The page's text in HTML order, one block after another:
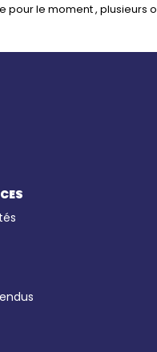
le moment , plusieurs